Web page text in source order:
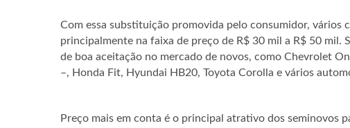
Com essa substituição promovida pelo consumidor, vários
principalmente na faixa de preço de R$ 30 mil a R$ 50 mil.
de boa aceitação no mercado de novos, como Chevrolet
–, Honda Fit, Hyundai HB20, Toyota Corolla e vários
Preço mais em conta é o principal atrativo dos seminovos